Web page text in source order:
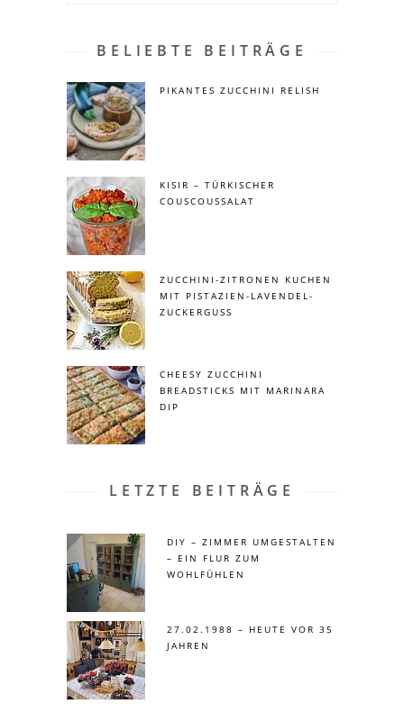
BELIEBTE BEITRÄGE
PIKANTES ZUCCHINI RELISH
KISIR – TÜRKISCHER
COUSCOUSSALAT
ZUCCHINI-ZITRONEN KUCHEN
MIT PISTAZIEN-LAVENDEL-
ZUCKERGUSS
CHEESY ZUCCHINI
BREADSTICKS MIT MARINARA
DIP
LETZTE BEITRÄGE
DIY – ZIMMER UMGESTALTEN
– EIN FLUR ZUM
WOHLFÜHLEN
27.02.1988 – HEUTE VOR 35
JAHREN